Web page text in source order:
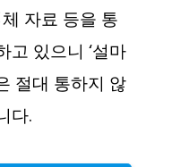
자료 등을 통
고 있으니 ‘설마
절대 통하지 않
다.